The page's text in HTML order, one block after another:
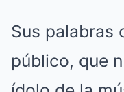
Sus palabras
público, que